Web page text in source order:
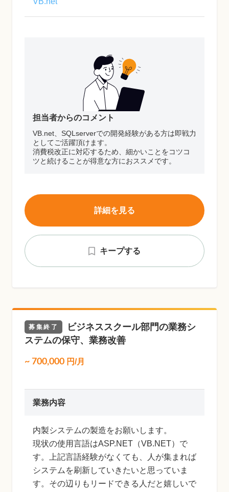
担当者からのコメント
VB.net、SQLserverでの開発経験がある方は即戦力
としてご活躍頂けます。
消費税改正に対応するため、細かいことをコツコ
ツと続けることが得意な方におススメです。
キープする
詳細を見る
募集終了
ビジネススクール部門の業務シ
ステムの保守、業務改善
~ 700,000 円/月
業務内容
内製システムの製造をお願いします。
現状の使用言語はASP.NET（VB.NET）で
す。上記言語経験がなくても、人が集まれば
システムを刷新していきたいと思っていま
す。その辺りもリードできる人だと嬉しいで